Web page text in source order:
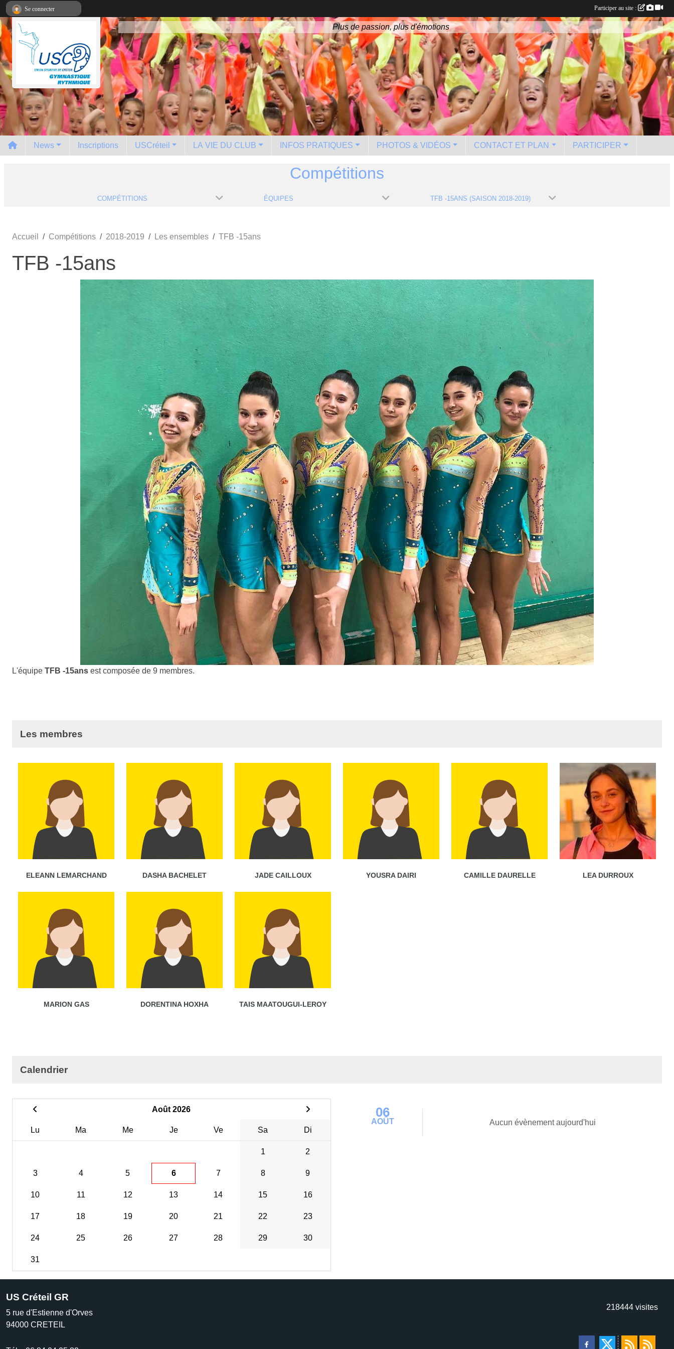
Plus de passion, plus d'émotions
News Inscriptions USCréteil LA VIE DU CLUB INFOS PRATIQUES PHOTOS & VIDÉOS CONTACT ET PLAN PARTICIPER
Compétitions
COMPÉTITIONS ÉQUIPES TFB -15ANS (SAISON 2018-2019)
Accueil Compétitions 2018-2019 Les ensembles TFB -15ans
TFB -15ans
L'équipe TFB -15ans est composée de 9 membres.
Les membres
ELEANN LEMARCHAND DASHA BACHELET JADE CAILLOUX YOUSRA DAIRI CAMILLE DAURELLE LEA DURROUX
MARION GAS DORENTINA HOXHA TAIS MAATOUGUI-LEROY
Calendrier
Août 2026
Lu Ma Me Je Ve Sa Di
1 2
3 4 5 6 7 8 9
10 11 12 13 14 15 16
17 18 19 20 21 22 23
24 25 26 27 28 29 30
31
06
AOÛT Aucun évènement aujourd'hui
US Créteil GR
5 rue d'Estienne d'Orves
94000 CRETEIL
218444 visites
Se connecter Participer au site :
Panneau de gestion des cookies